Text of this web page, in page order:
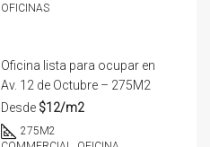
OFICINAS
Oficina lista para ocupar en
Av. 12 de Octubre – 275M2
Desde $12/m2
275M2